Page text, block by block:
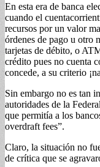
En esta era de banca
cuando el
recursos por un valor
órdenes de pago u otro
tarjetas de débito, o
crédito pues no cuenta
concede, a su criterio
Sin embargo no es tan
autoridades de la
que permitía a los
overdraft fees”.
Claro, la situación no
de crítica que se